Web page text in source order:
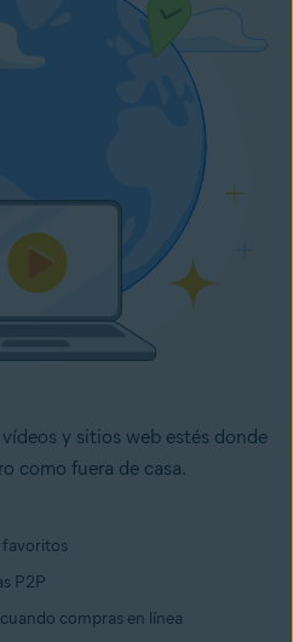
y sitios web estés donde
como fuera de casa.
favoritos
P2P
compras en línea